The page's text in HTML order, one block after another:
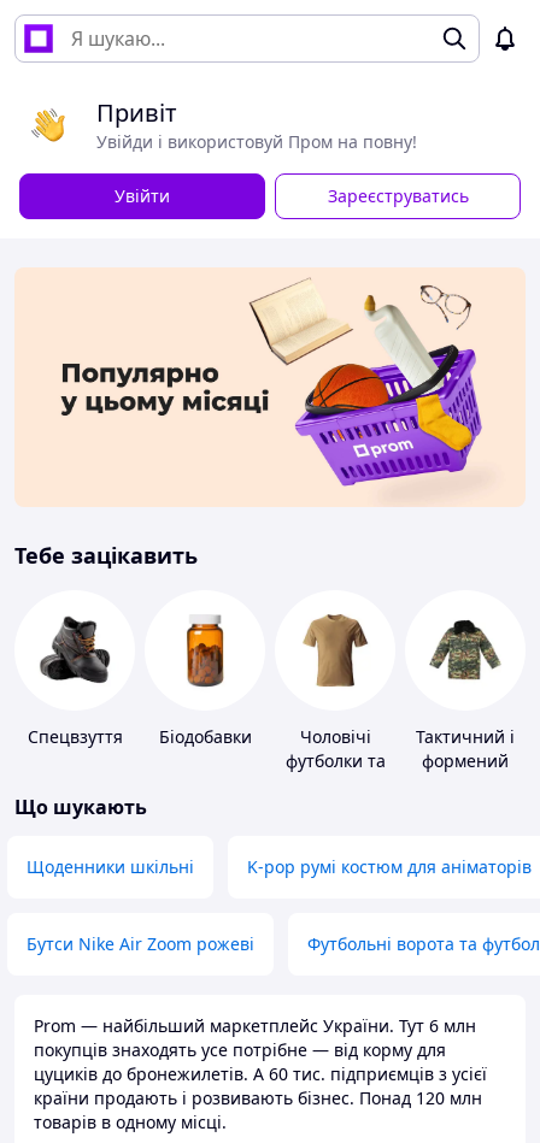
Привіт
Увійди і використовуй Пром на повну!
Увійти Зареєструватись
Тебе зацікавить
Спецвзуття Біодобавки
Чоловічі
футболки та
Тактичний і
формений
Що шукають
Щоденники шкільні K-pop румі костюм для аніматорів
Бутси Nike Air Zoom рожеві Футбольні ворота та
Prom — найбільший маркетплейс України. Тут 6 млн
покупців знаходять усе потрібне — від корму для
цуциків до бронежилетів. А 60 тис. підприємців з усієї
країни продають і розвивають бізнес. Понад 120 млн
товарів в одному місці.